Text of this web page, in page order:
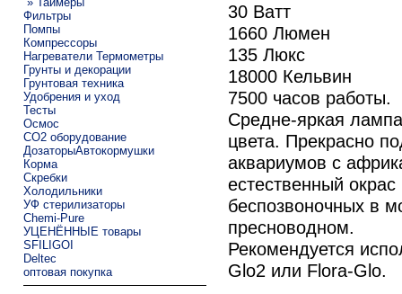
Фильтры
Помпы
Компрессоры
Нагреватели Термометры
Грунты и декорации
Грунтовая техника
Удобрения и уход
Тесты
Осмос
CO2 оборудование
ДозаторыАвтокормушки
Корма
Скребки
Холодильники
УФ стерилизаторы
Chemi-Pure
УЦЕНЁННЫЕ товары
SFILIGOI
Deltec
оптовая покупка
30 Ватт
1660 Люмен
135 Люкс
18000 Кельвин
7500 часов работы.
Средне-яркая
цвета. Прекрасно
аквариумов с
естественный
беспозвоночных в
пресноводном.
Рекомендуется
Glo2 или Flora-Glo.